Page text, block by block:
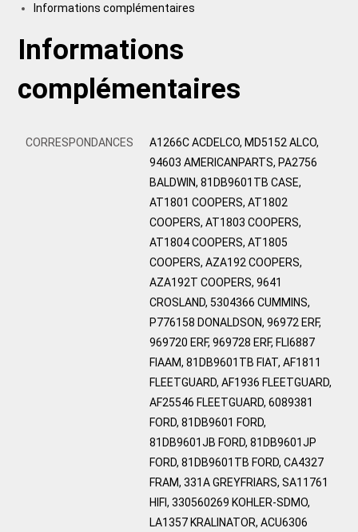
Informations complémentaires
Informations
complémentaires
CORRESPONDANCES
A1266C ACDELCO, MD5152 ALCO,
94603 AMERICANPARTS, PA2756
BALDWIN, 81DB9601TB CASE,
AT1801 COOPERS, AT1802
COOPERS, AT1803 COOPERS,
AT1804 COOPERS, AT1805
COOPERS, AZA192 COOPERS,
AZA192T COOPERS, 9641
CROSLAND, 5304366 CUMMINS,
P776158 DONALDSON, 96972 ERF,
969720 ERF, 969728 ERF, FLI6887
FIAAM, 81DB9601TB FIAT, AF1811
FLEETGUARD, AF1936 FLEETGUARD,
AF25546 FLEETGUARD, 6089381
FORD, 81DB9601 FORD,
81DB9601JB FORD, 81DB9601JP
FORD, 81DB9601TB FORD, CA4327
FRAM, 331A GREYFRIARS, SA11761
HIFI, 330560269 KOHLER-SDMO,
LA1357 KRALINATOR, ACU6306